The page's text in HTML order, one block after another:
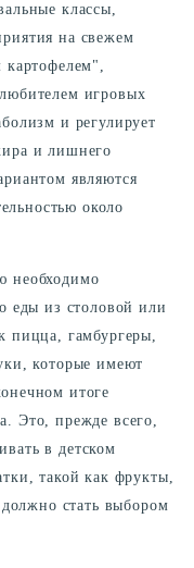
классы,
на свежем
картофелем",
игровых
и регулирует
и лишнего
являются
около
необходимо
еды из столовой или
пицца, гамбургеры,
которые имеют
итоге
Это, прежде всего,
в детском
такой как фрукты,
стать выбором